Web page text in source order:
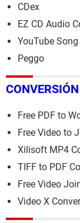
CDex
EZ CD Audio
YouTube
Peggo
Free PDF to
Free Video to
Xilisoft MP4
TIFF to PDF
Free Video
Video X